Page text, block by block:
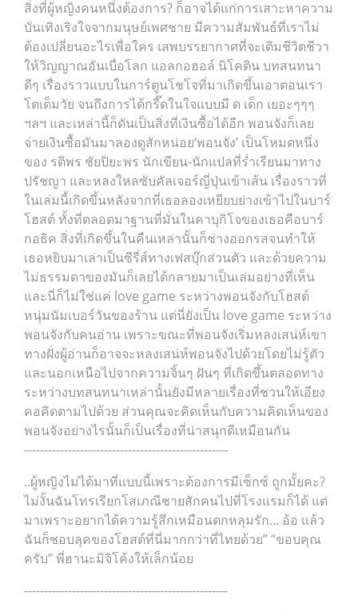
สิ่งที่ผู้หญิงคนหนึ่งต้องการ? ก็อาจได้แก่การเสาะหาความ
บันเทิงเริงใจจากมนุษย์เพศชาย มีความสัมพันธ์ที่เราไม่
ต้องเปลี่ยนอะไรเพื่อใคร เสพบรรยากาศที่จะเติมชีวิตชีวา
ให้วิญญาณอันเบื่อโลก แอลกอฮอล์ นิโคติน บทสนทนา
ดีๆ เรื่องราวแบบในการ์ตูนโชโจที่มาเกิดขึ้นเอาตอนเรา
โตเต็มวัย จนถึงการได้กรี๊ดในใจแบบมี ด เด็ก เยอะๆๆๆ
ฯลฯ และเหล่านี้ก็ดันเป็นสิ่งที่เงินซื้อได้อีก พอนจังก็เลย
จ่ายเงินซื้อมันมาลองดูสักหน่อย‘พอนจัง’ เป็นโหมดหนึ่ง
ของ รติพร ชัยปิยะพร นักเขียน-นักแปลที่ร่ำเรียนมาทาง
ปรัชญา และหลงใหลซับคัลเจอร์ญี่ปุ่นเข้าเส้น เรื่องราวที่
ในเล่มนี้เกิดขึ้นหลังจากที่เธอลองเหยียบย่างเข้าไปในบาร์
โฮสต์ ทั้งที่ตลอดมาฐานที่มั่นในคาบุกิโจของเธอคือบาร์
กอธิค สิ่งที่เกิดขึ้นในคืนเหล่านั้นก็ช่างออกรสจนทำให้
เธอหยิบมาเล่าเป็นซีรี่ส์ทางเฟสบุ๊กส่วนตัว และด้วยความ
ไม่ธรรมดาของมันก็เลยได้กลายมาเป็นเล่มอย่างที่เห็น
และนี่ก็ไม่ใช่แค่ love game ระหว่างพอนจังกับโฮสต์
หนุ่มนัมเบอร์วันของร้าน แต่นี่ยังเป็น love game ระหว่าง
พอนจังกับคนอ่าน เพราะขณะที่พอนจังเริ่มหลงเสน่ห์เขา
ทางฝั่งผู้อ่านก็อาจจะหลงเสน่ห์พอนจังไปด้วยโดยไม่รู้ตัว
และนอกเหนือไปจากความจิ้นๆ ฝันๆ ที่เกิดขึ้นตลอดทาง
ระหว่างบทสนทนาเหล่านั้นยังมีหลายเรื่องที่ชวนให้เอียง
คอคิดตามไปด้วย ส่วนคุณจะคิดเห็นกับความคิดเห็นของ
พอนจังอย่างไรนั้นก็เป็นเรื่องที่น่าสนุกดีเหมือนกัน
---------------------------------------------------
..ผู้หญิงไม่ได้มาที่แบบนี้เพราะต้องการมีเซ็กซ์ ถูกมั้ยคะ?
ไม่งั้นฉันโทรเรียกโสเภณีชายสักคนไปที่โรงแรมก็ได้ แต่
มาเพราะอยากได้ความรู้สึกเหมือนตกหลุมรัก... อ้อ แล้ว
ฉันก็ชอบลุคของโฮสต์ที่นี่มากกว่าที่ไทยด้วย” “ขอบคุณ
ครับ” พี่ฮานะมิจิโค้งให้เล็กน้อย
---------------------------------------------------